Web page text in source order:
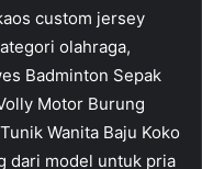
custom jersey
olahraga,
Badminton Sepak
Motor Burung
Wanita Baju Koko
dari model untuk pria